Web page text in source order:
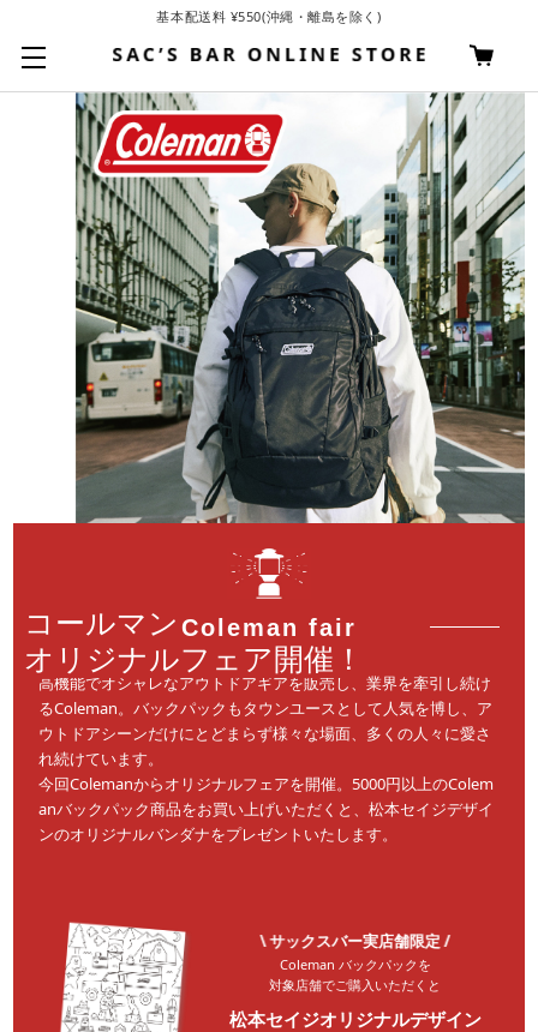
基本配送料 ¥550(沖縄・離島を除く)
コールマン
オリジナルフェア開催！
Coleman fair
高機能でオシャレなアウトドアギアを販売し、業界を牽引し続け
るColeman。バックパックもタウンユースとして人気を博し、ア
ウトドアシーンだけにとどまらず様々な場面、多くの人々に愛さ
れ続けています。
今回Colemanからオリジナルフェアを開催。5000円以上のColem
anバックパック商品をお買い上げいただくと、松本セイジデザイ
ンのオリジナルバンダナをプレゼントいたします。
\ サックスバー実店舗限定 /
Coleman バックパックを
対象店舗でご購入いただくと
松本セイジオリジナルデザイン